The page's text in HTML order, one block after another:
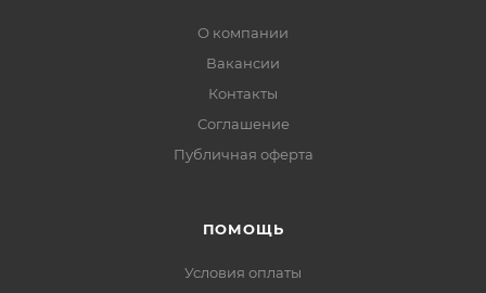
О компании
Вакансии
Контакты
Соглашение
Публичная оферта
ПОМОЩЬ
Условия оплаты